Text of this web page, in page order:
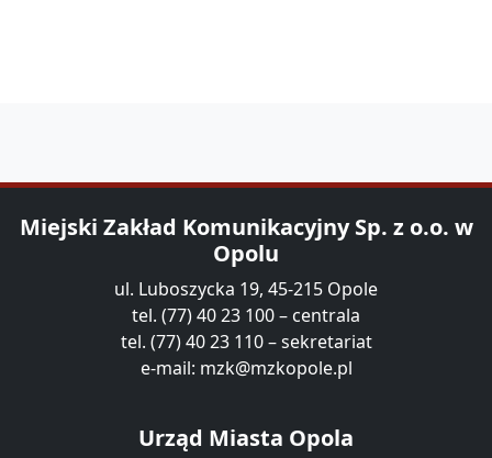
Miejski Zakład Komunikacyjny Sp. z o.o. w
Opolu
ul. Luboszycka 19, 45-215 Opole
tel. (77) 40 23 100 – centrala
tel. (77) 40 23 110 – sekretariat
e-mail: mzk@mzkopole.pl
Urząd Miasta Opola